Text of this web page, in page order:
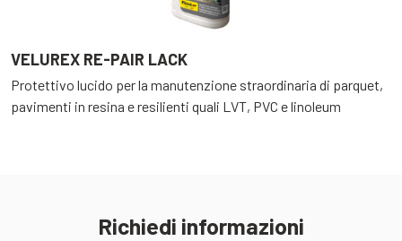
VELUREX RE-PAIR LACK
Protettivo lucido per la manutenzione straordinaria di parquet,
pavimenti in resina e resilienti quali LVT, PVC e linoleum
Richiedi informazioni